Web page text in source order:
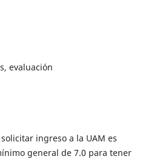
evaluación
ingreso a la UAM es
general de 7.0 para tener